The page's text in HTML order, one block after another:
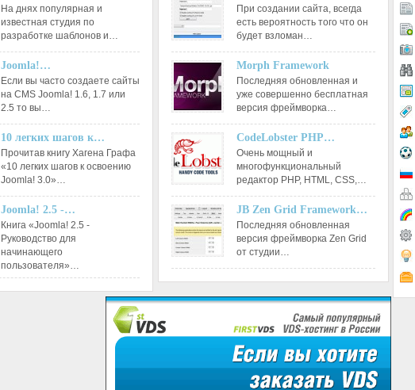
На днях популярная и
известная студия по
разработке шаблонов и…
Joomla!…
Если вы часто создаете сайты
на CMS Joomla! 1.6, 1.7 или
2.5 то вы…
10 легких шагов к…
Прочитав книгу Хагена Графа
«10 легких шагов к освоению
Joomla! 3.0»…
Joomla! 2.5 -…
Книга «Joomla! 2.5 -
Руководство для
начинающего
пользователя»…
При создании сайта, всегда
есть вероятность того что он
будет взломан…
Morph Framework
Последняя обновленная и
уже совершенно бесплатная
версия фреймворка…
CodeLobster PHP…
Очень мощный и
многофункциональный
редактор РНР, HTML, CSS,…
JB Zen Grid Framework…
Последняя обновленная
версия фреймворка Zen Grid
от студии…